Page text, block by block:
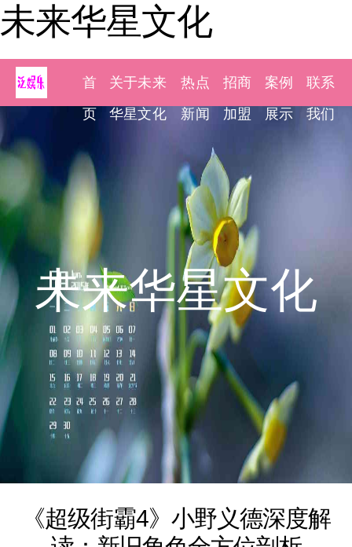
未来华星文化
首
页
关于未来
华星文化
热点
新闻
招商
加盟
案例
展示
联系
我们
未来华星文化
《超级街霸4》小野义德深度解